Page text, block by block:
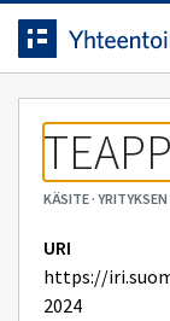
Siirrytty
sivulle
Siirry suoraan
KÄSITE·
URI
https://
2024